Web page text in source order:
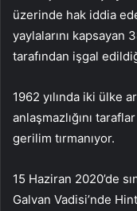
üzerinde hak iddia
yaylalarını
tarafından işgal
1962 yılında iki ülke
anlaşmazlığını
gerilim tırmanıyor.
15 Haziran 2020’de
Galvan Vadisi’nde